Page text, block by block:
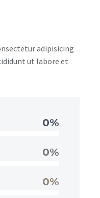
adipisicing
ut labore et
0%
0%
0%